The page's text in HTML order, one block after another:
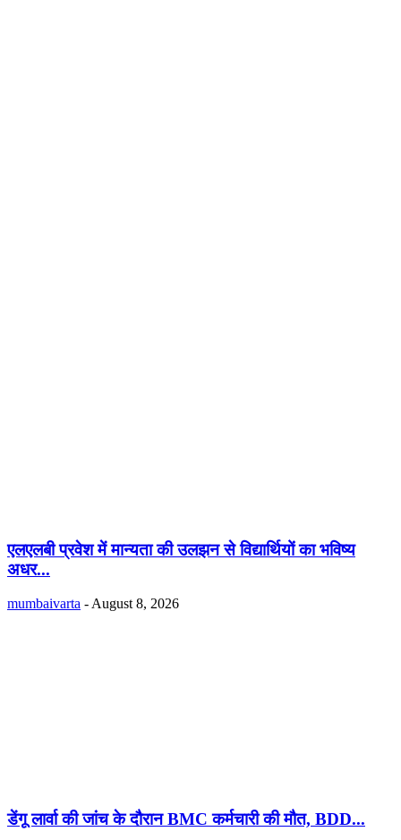
एलएलबी प्रवेश में मान्यता की उलझन से विद्यार्थियों का भविष्य
अधर...
mumbaivarta - August 8, 2026
डेंगू लार्वा की जांच के दौरान BMC कर्मचारी की मौत, BDD...